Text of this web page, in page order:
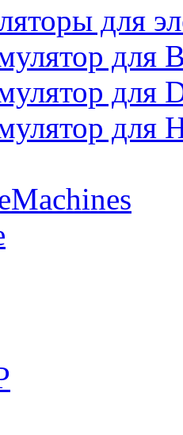
для
для
для
для